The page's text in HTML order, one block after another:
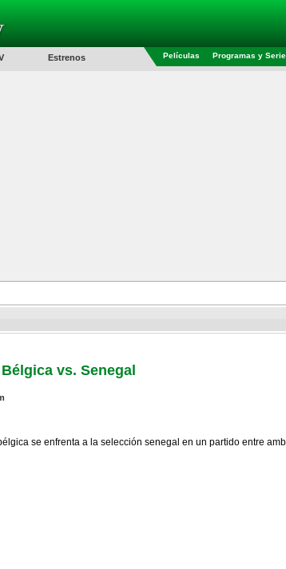
Estrenos Películas Programas y
Bélgica vs. Senegal
se enfrenta a la selección senegal en un partido entre